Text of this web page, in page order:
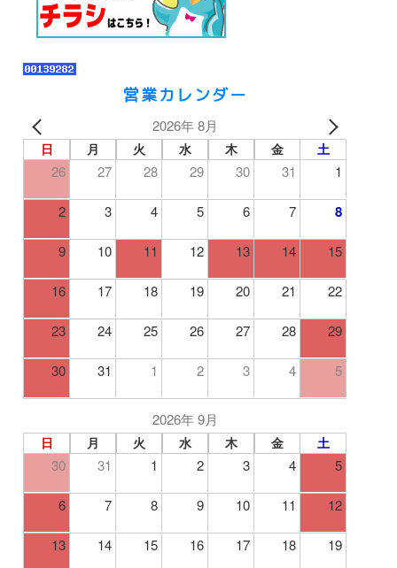
営業カレンダー
2026年 8月
日 月 火 水 木 金 土
26 27 28 29 30 31 1
2 3 4 5 6 7 8
9 10 11 12 13 14 15
16 17 18 19 20 21 22
23 24 25 26 27 28 29
30 31 1 2 3 4 5
2026年 9月
日 月 火 水 木 金 土
30 31 1 2 3 4 5
6 7 8 9 10 11 12
13 14 15 16 17 18 19